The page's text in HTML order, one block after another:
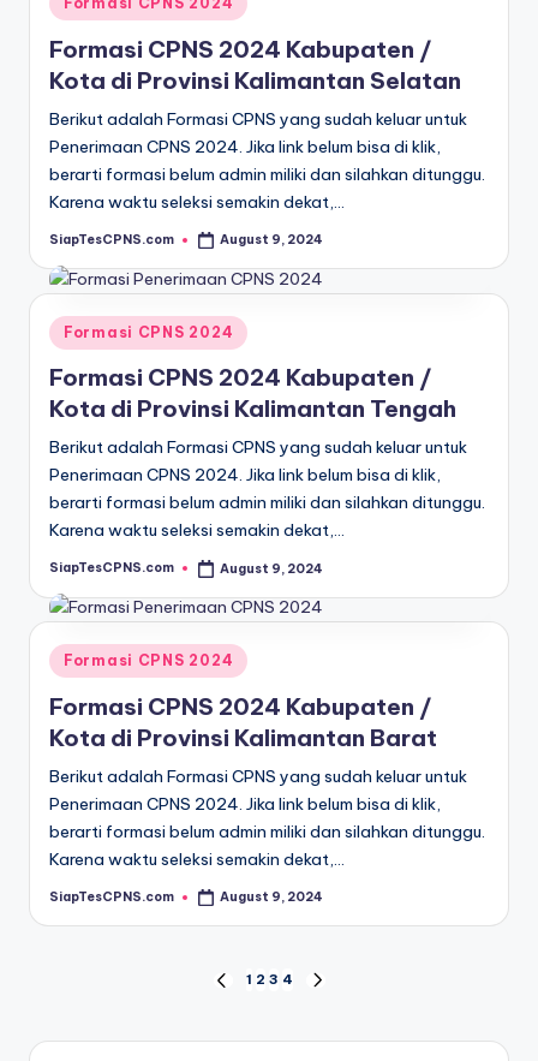
in
Formasi CPNS 2024 Kabupaten /
Kota di Provinsi Kalimantan Selatan
Berikut adalah Formasi CPNS yang sudah keluar untuk
Penerimaan CPNS 2024. Jika link belum bisa di klik,
berarti formasi belum admin miliki dan silahkan ditunggu.
Karena waktu seleksi semakin dekat,…
Posted
SiapTesCPNS.com August 9, 2024
Posted
in
Formasi CPNS 2024
Formasi CPNS 2024 Kabupaten /
Kota di Provinsi Kalimantan Tengah
Berikut adalah Formasi CPNS yang sudah keluar untuk
Penerimaan CPNS 2024. Jika link belum bisa di klik,
berarti formasi belum admin miliki dan silahkan ditunggu.
Karena waktu seleksi semakin dekat,…
Posted
SiapTesCPNS.com August 9, 2024
Posted
in
Formasi CPNS 2024
Formasi CPNS 2024 Kabupaten /
Kota di Provinsi Kalimantan Barat
Berikut adalah Formasi CPNS yang sudah keluar untuk
Penerimaan CPNS 2024. Jika link belum bisa di klik,
berarti formasi belum admin miliki dan silahkan ditunggu.
Karena waktu seleksi semakin dekat,…
Posted
SiapTesCPNS.com August 9, 2024
pagination
PREVIOUS
1 2 3 4